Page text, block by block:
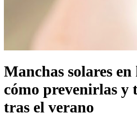
Manchas solares
cómo prevenirlas y
tras el verano